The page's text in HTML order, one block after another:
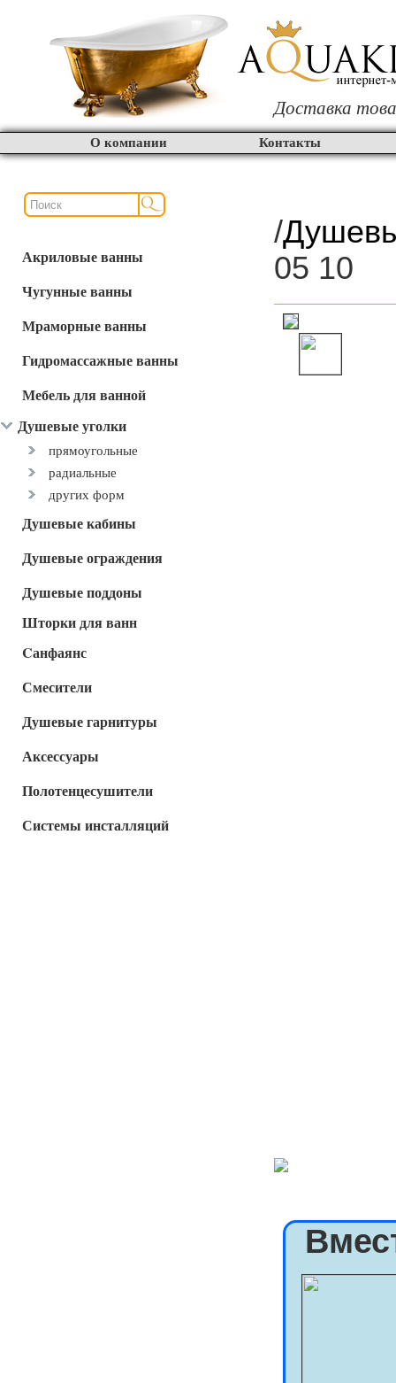
Доставка
О компании Контакты
Акриловые ванны
Чугунные ванны
Мраморные ванны
Гидромассажные ванны
Мебель для ванной
Душевые уголки
прямоугольные
радиальные
других форм
Душевые кабины
Душевые ограждения
Душевые поддоны
Шторки для ванн
Cанфаянс
Смесители
Душевые гарнитуры
Аксессуары
Полотенцесушители
Системы инсталляций
/
05 10